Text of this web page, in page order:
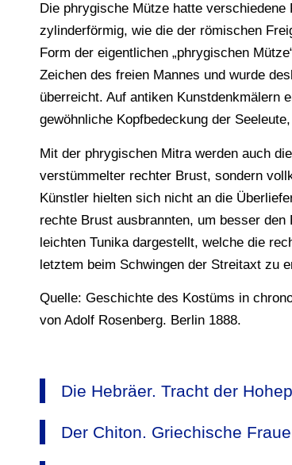
Die phrygische Mütze hatte
zylinderförmig, wie die der römischen
Form der eigentlichen „phrygischen
Zeichen des freien Mannes und wurde
überreicht. Auf antiken Kunstdenkmälern
gewöhnliche Kopfbedeckung der
Mit der phrygischen Mitra werden auch
verstümmelter rechter Brust, sondern
Künstler hielten sich nicht an die
rechte Brust ausbrannten, um besser
leichten Tunika dargestellt, welche die
letztem beim Schwingen der Streitaxt zu
Quelle: Geschichte des Kostüms in
von Adolf Rosenberg. Berlin 1888.
Die Hebräer. Tracht der
Der Chiton. Griechische